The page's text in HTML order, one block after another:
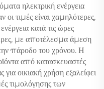
ηλεκτρική ενέργεια
οι τιμές είναι χαμηλότερες,
κατά τις ώρες
με αποτέλεσμα άμεση
πάροδο του χρόνου. Η
από κατασκευαστές
οικιακή χρήση εξαλείφει
τιμολόγησης των